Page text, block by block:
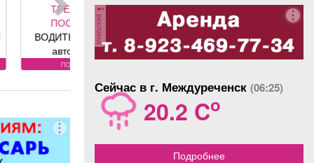
-
по
реклама
Сейчас в г. Междуреченск (06:25)
20.2 Co
Подробнее